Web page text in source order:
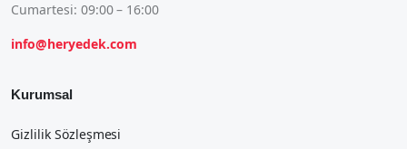
Cumartesi: 09:00 – 16:00
info@heryedek.com
Kurumsal
Gizlilik Sözleşmesi